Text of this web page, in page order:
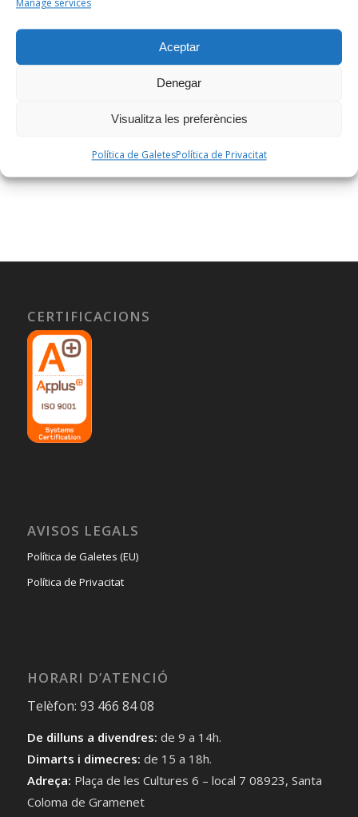
Manage services
Aceptar
Denegar
Visualitza les preferències
Política de GaletesPolítica de Privacitat
administrativa i 197 insercions laborals de
persones en situació de risc de vulnerabilitat
Gràcies a totes les entitats i persones que l’han fet
a la Memòria 2022, al nostre web, a
CERTIFICACIONS
AVISOS LEGALS
Política de Galetes (EU)
Política de Privacitat
HORARI D’ATENCIÓ
Telèfon: 93 466 84 08
De dilluns a divendres: de 9 a 14h.
Dimarts i dimecres: de 15 a 18h.
Adreça: Plaça de les Cultures 6 – local 7 08923, Santa
Coloma de Gramenet